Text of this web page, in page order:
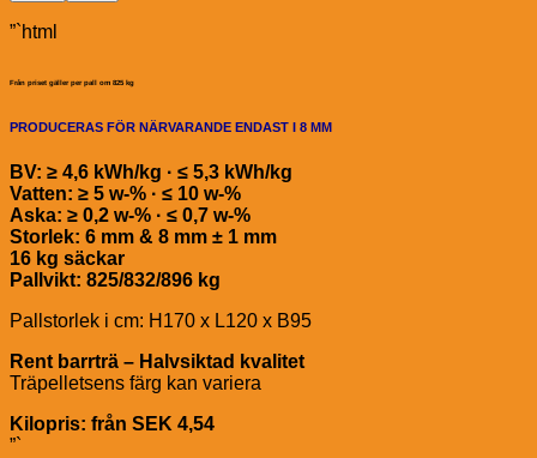
”`html
Från priset gäller per pall om 825 kg
PRODUCERAS FÖR NÄRVARANDE ENDAST I 8 MM
BV: ≥ 4,6 kWh/kg · ≤ 5,3 kWh/kg
Vatten: ≥ 5 w-% · ≤ 10 w-%
Aska: ≥ 0,2 w-% · ≤ 0,7 w-%
Storlek: 6 mm & 8 mm ± 1 mm
16 kg säckar
Pallvikt: 825/832/896 kg
Pallstorlek i cm: H170 x L120 x B95
Rent barrträ – Halvsiktad kvalitet
Träpelletsens färg kan variera
Kilopris: från SEK 4,54
”`